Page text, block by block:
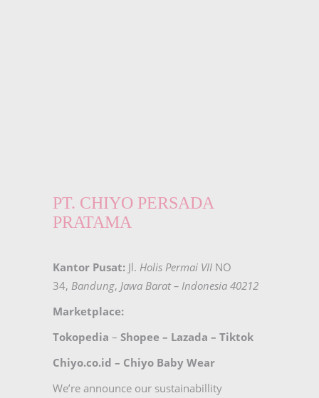
PT. CHIYO PERSADA
PRATAMA
Kantor Pusat: Jl. Holis Permai VII NO
34, Bandung, Jawa Barat – Indonesia 40212
Marketplace:
Tokopedia – Shopee – Lazada – Tiktok
Chiyo.co.id – Chiyo Baby Wear
We’re announce our sustainabillity